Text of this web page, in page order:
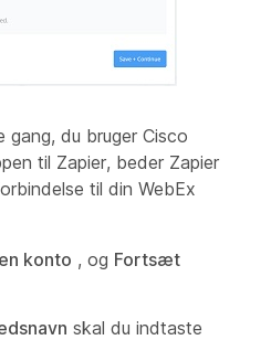
du bruger Cisco
til Zapier, beder Zapier
til din WebEx
konto , og Fortsæt
skal du indtaste